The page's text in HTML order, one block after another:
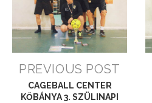
PREVIOUS POST
CAGEBALL CENTER
KŐBÁNYA 3. SZÜLINAPI